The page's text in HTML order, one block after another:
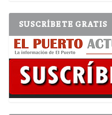
SUSCRÍBETE GRATIS